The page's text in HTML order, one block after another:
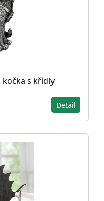
s křídly
Detail